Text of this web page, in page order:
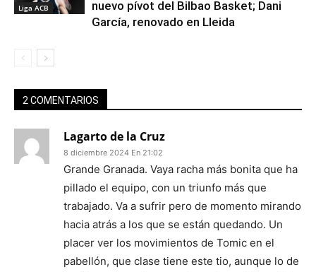
Liga ACB
nuevo pívot del Bilbao Basket; Dani
García, renovado en Lleida
2 COMENTARIOS
Lagarto de la Cruz
8 diciembre 2024 En 21:02
Grande Granada. Vaya racha más bonita que ha
pillado el equipo, con un triunfo más que
trabajado. Va a sufrir pero de momento mirando
hacia atrás a los que se están quedando. Un
placer ver los movimientos de Tomic en el
pabellón, que clase tiene este tio, aunque lo de